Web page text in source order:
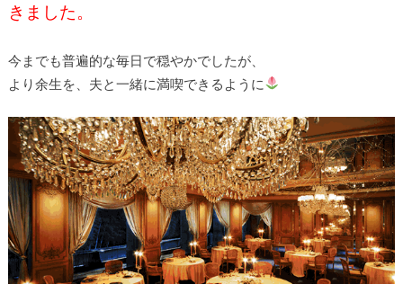
きました。
今までも普遍的な毎日で穏やかでしたが、
より余生を、夫と一緒に満喫できるように